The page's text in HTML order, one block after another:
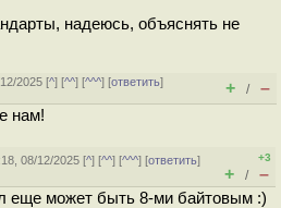
надеюсь, объяснять не
2025 [^] [^^] [^^^] [ответить]
+ / –
нам!
08/12/2025 [^] [^^] [^^^] [ответить]
+3
+ / –
еще может быть 8-ми байтовым :)